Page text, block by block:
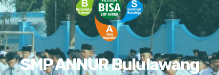
SMP ANNUR Bululawang